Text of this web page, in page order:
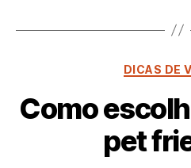
DICAS DE
Como
pet